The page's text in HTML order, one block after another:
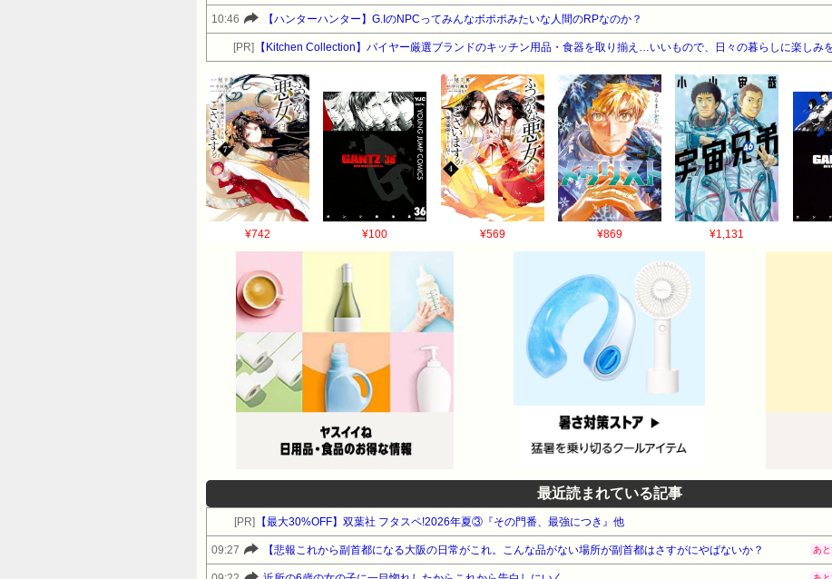
10:46 【ハンターハンター】G.IのNPCってみんなボポポみたいな人間のRPなのか？
[PR] 【Kitchen Collection】バイヤー厳選ブランドのキッチン用品・食器を取り揃え…いいもので、日々の暮らしに楽しみ
¥742 ¥100 ¥569 ¥869 ¥1,131
最近読まれている記事
[PR] 【最大30%OFF】双葉社 フタスペ!2026年夏③『その門番、最強につき』他
09:27 【悲報これから副首都になる大阪の日常がこれ。こんな品がない場所が副首都はさすがにやばないか？ あ